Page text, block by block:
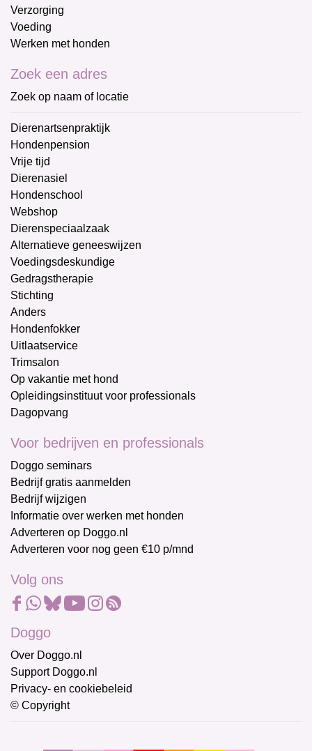
Verzorging
Voeding
Werken met honden
Zoek een adres
Zoek op naam of locatie
Dierenartsenpraktijk
Hondenpension
Vrije tijd
Dierenasiel
Hondenschool
Webshop
Dierenspeciaalzaak
Alternatieve geneeswijzen
Voedingsdeskundige
Gedragstherapie
Stichting
Anders
Hondenfokker
Uitlaatservice
Trimsalon
Op vakantie met hond
Opleidingsinstituut voor professionals
Dagopvang
Voor bedrijven en professionals
Doggo seminars
Bedrijf gratis aanmelden
Bedrijf wijzigen
Informatie over werken met honden
Adverteren op Doggo.nl
Adverteren voor nog geen €10 p/mnd
Volg ons
Doggo
Over Doggo.nl
Support Doggo.nl
Privacy- en cookiebeleid
© Copyright